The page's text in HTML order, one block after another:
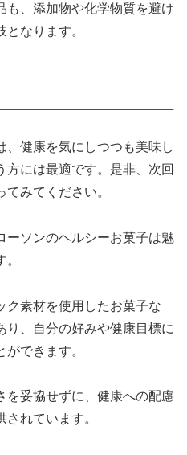
も、添加物や化学物質を避け
なります。
、健康を気にしつつも美味し
方には最適です。是非、次回
みてください。
ーソンのヘルシーお菓子は魅
ク素材を使用したお菓子な
り、自分の好みや健康目標に
できます。
を妥協せずに、健康への配慮
れています。